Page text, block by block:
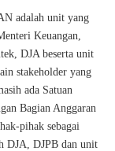
adalah unit yang
Keuangan,
DJA beserta unit
stakeholder yang
ada Satuan
Bagian Anggaran
pihak sebagai
DJA, DJPB dan unit